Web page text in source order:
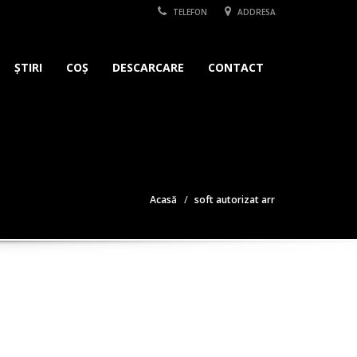
TELEFON ADDRESA
ȘTIRI COȘ DESCARCARE CONTACT
Acasă soft autorizat arr